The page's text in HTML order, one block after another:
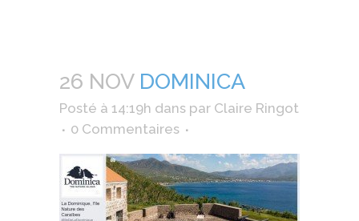
26 NOVDOMINICA
Posté à 14:19h dans par Claire Ringot
0 Commentaires